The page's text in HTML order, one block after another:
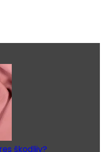
škodljiv?